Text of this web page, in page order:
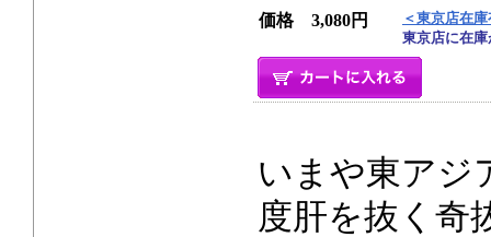
価格 3,080円
＜東京店在
東京店に在
いまや東アジ
度肝を抜く奇